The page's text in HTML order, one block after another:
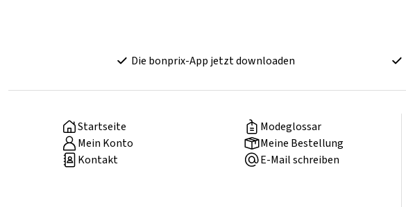
Die bonprix-App jetzt downloaden
Startseite
Modeglossar
Mein Konto
Meine Bestellung
Kontakt
E-Mail schreiben